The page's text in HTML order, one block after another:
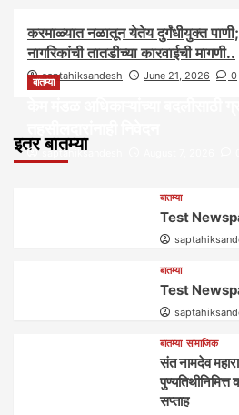
करमाळ्यात नळातून येतेय दुर्गंधीयुक्त
नागरिकांची तातडीच्या कारवाईची मागणी..
saptahiksandesh June 21, 2026 0
इतर बातम्या
बातम्या
saptahiksandesh
बातम्या
Test
बातम्या
Test
बातम्या सामाजिक
संत नामदेव
सप्ताह